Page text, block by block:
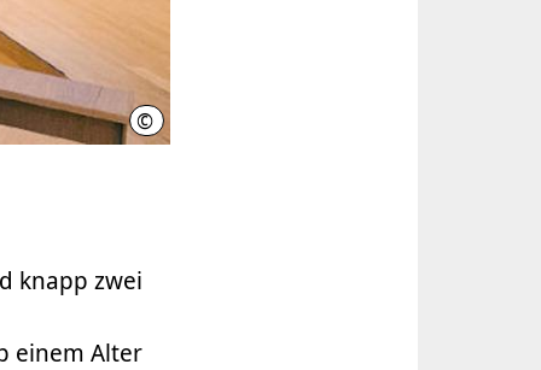
© David Carreno Hansen, Quelle: Volkswagenstiftung
knapp zwei
einem Alter